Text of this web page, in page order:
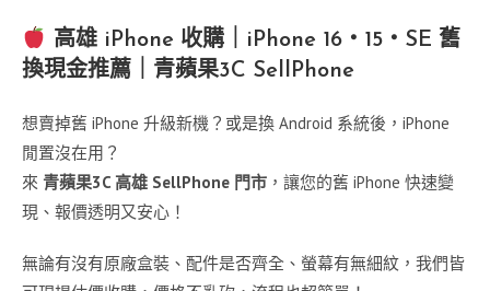
高雄 iPhone 收購｜iPhone 16・15・SE 舊
換現金推薦｜青蘋果3C SellPhone
想賣掉舊 iPhone 升級新機？或是換 Android 系統後，iPhone
閒置沒在用？
來 青蘋果3C 高雄 SellPhone 門市 ，讓您的舊 iPhone 快速變
現、報價透明又安心！
無論有沒有原廠盒裝、配件是否齊全、螢幕有無細紋，我們皆